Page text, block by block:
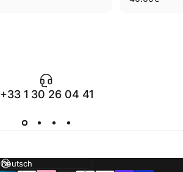
+33 1 30 26 04 41
Sprache